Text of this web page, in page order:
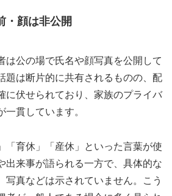
・顔は非公開
は公の場で氏名や顔写真を公開して
題は断片的に共有されるものの、配
に伏せられており、家族のプライバ
一貫しています。
「育休」「産休」といった言葉が使
出来事が語られる一方で、具体的な
写真などは示されていません。こう